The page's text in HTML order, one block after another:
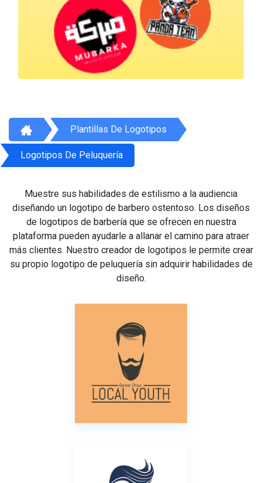
Plantillas De Logotipos
Logotipos De Peluquería
Muestre sus habilidades de estilismo a la audiencia
diseñando un logotipo de barbero ostentoso. Los diseños
de logotipos de barbería que se ofrecen en nuestra
plataforma pueden ayudarle a allanar el camino para atraer
más clientes. Nuestro creador de logotipos le permite crear
su propio logotipo de peluquería sin adquirir habilidades de
diseño.